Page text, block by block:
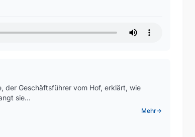
der Geschäftsführer vom Hof, erklärt, wie
sie…
Mehrarrow_forward